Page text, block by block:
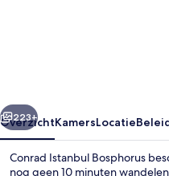
Volgende
223+
OverzichtKamersLocatie
Conrad Istanbul Bosphorus
nog geen 10 minuten